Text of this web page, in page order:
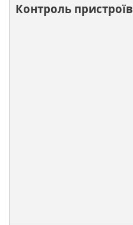
Контроль пристроїв